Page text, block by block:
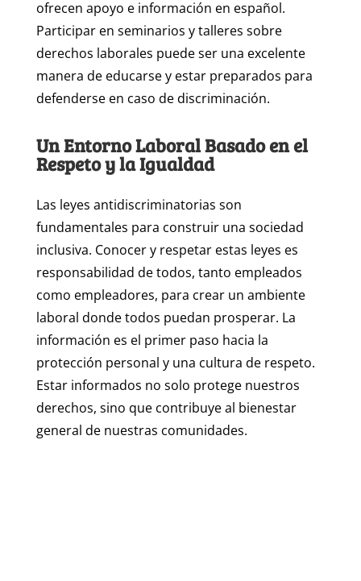
ofrecen apoyo e información en español.
Participar en seminarios y talleres sobre
derechos laborales puede ser una excelente
manera de educarse y estar preparados para
defenderse en caso de discriminación.
Un Entorno Laboral Basado en el
Respeto y la Igualdad
Las leyes antidiscriminatorias son
fundamentales para construir una sociedad
inclusiva. Conocer y respetar estas leyes es
responsabilidad de todos, tanto empleados
como empleadores, para crear un ambiente
laboral donde todos puedan prosperar. La
información es el primer paso hacia la
protección personal y una cultura de respeto.
Estar informados no solo protege nuestros
derechos, sino que contribuye al bienestar
general de nuestras comunidades.